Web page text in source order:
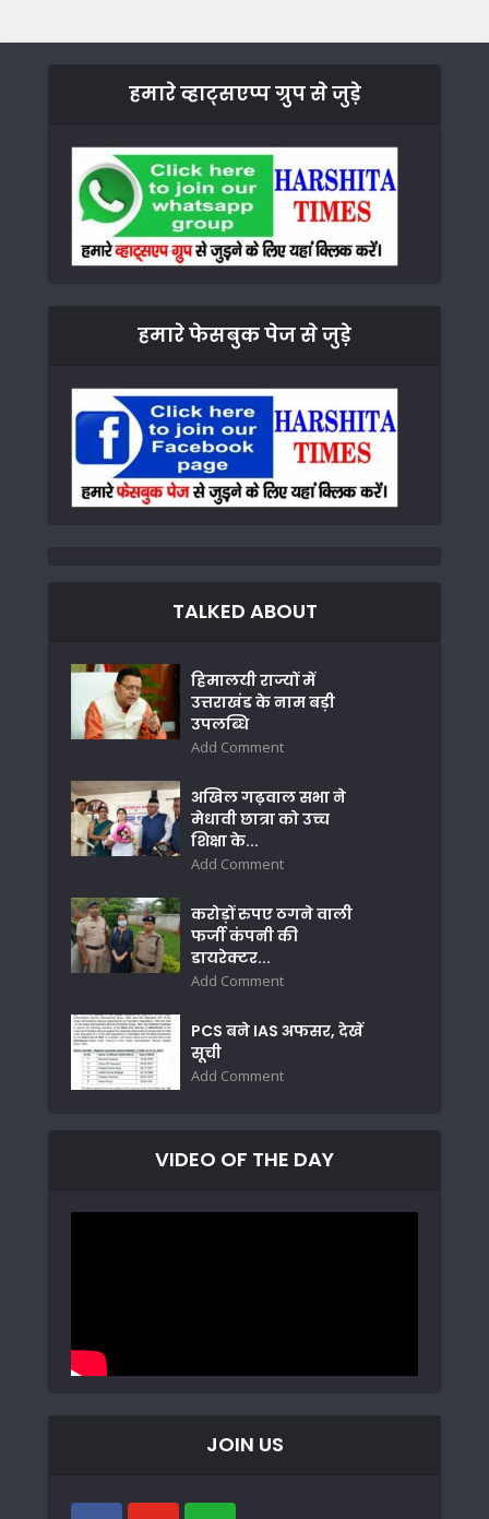
हमारे व्हाट्सएप्प ग्रुप से जुड़े
हमारे फेसबुक पेज से जुड़े
TALKED ABOUT
हिमालयी राज्यों में
उत्तराखंड के नाम बड़ी
उपलब्धि
Add Comment
अखिल गढ़वाल सभा ने
मेधावी छात्रा को उच्च
शिक्षा के...
Add Comment
करोड़ों रुपए ठगने वाली
फर्जी कंपनी की
डायरेक्टर...
Add Comment
PCS बने IAS अफसर, देखें
सूची
Add Comment
VIDEO OF THE DAY
JOIN US